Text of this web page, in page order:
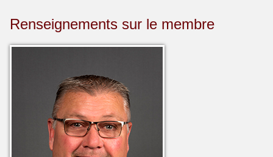
Renseignements sur le membre